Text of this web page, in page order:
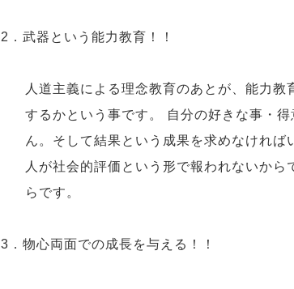
2．武器という能力教育！！
人道主義による理念教育のあとが、能力
するかという事です。 自分の好きな事・
ん。そして結果という成果を求めなけれ
人が社会的評価という形で報われないか
らです。
3．物心両面での成長を与える！！